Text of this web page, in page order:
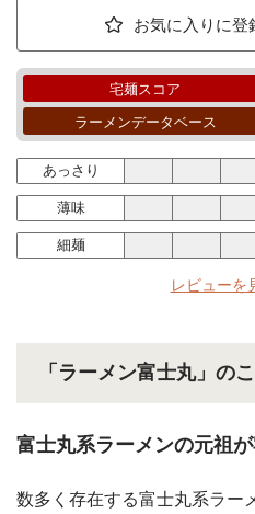
お気に入りに登
宅麺スコア
ラーメンデータベース
あっさり
薄味
細麺
レビューを
「ラーメン富士丸」の
富士丸系ラーメンの元祖
数多く存在する富士丸系ラー